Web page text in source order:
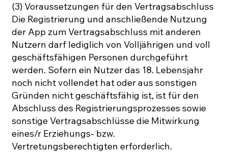
(3) Voraussetzungen für den Vertragsabschluss
Die Registrierung und anschließende Nutzung
der App zum Vertragsabschluss mit anderen
Nutzern darf lediglich von Volljährigen und voll
geschäftsfähigen Personen durchgeführt
werden. Sofern ein Nutzer das 18. Lebensjahr
noch nicht vollendet hat oder aus sonstigen
Gründen nicht geschäftsfähig ist, ist für den
Abschluss des Registrierungsprozesses sowie
sonstige Vertragsabschlüsse die Mitwirkung
eines/r Erziehungs- bzw.
Vertretungsberechtigten erforderlich.